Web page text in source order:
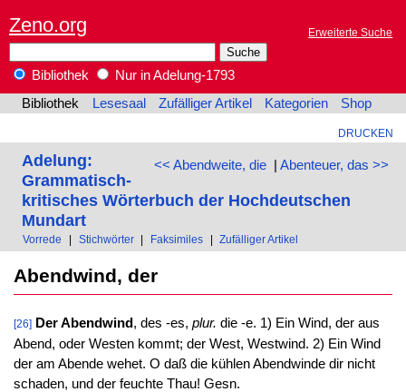
Zeno.org Erweiterte Suche
Bibliothek
Nur in Adelung-1793
Bibliothek
Lesesaal Zufälliger Artikel Kategorien Shop
DRUCKEN
<< Abendweite, die| Abenteuer, das >>
Adelung:
Grammatisch-
kritisches Wörterbuch der Hochdeutschen
Mundart
Vorrede Stichwörter Faksimiles Zufälliger Artikel
Abendwind, der
[26] Der Abendwind, des -es, plur. die -e. 1) Ein Wind, der aus
Abend, oder Westen kommt; der West, Westwind. 2) Ein Wind
der am Abende wehet. O daß die kühlen Abendwinde dir nicht
schaden, und der feuchte Thau! Gesn.